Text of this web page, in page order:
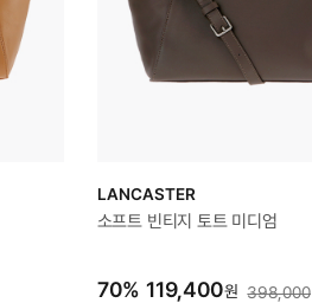
LANCASTER
소프트 빈티지 토트 미디엄
70% 119,400원 398,000